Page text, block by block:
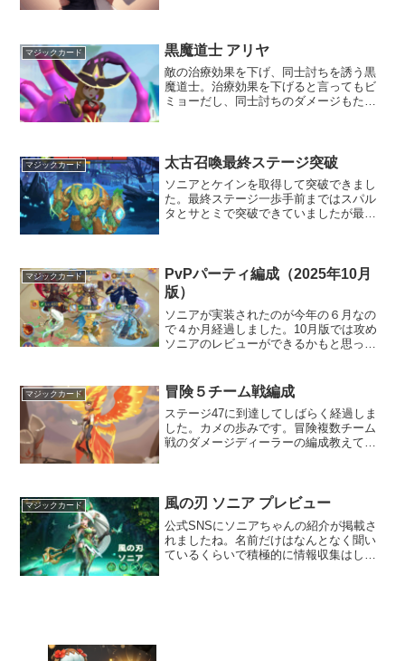
していつの時代でも活躍で...
マジックカード 黒魔道士 アリヤ
敵の治療効果を下げ、同士討ちを誘う黒
魔道士。治療効果を下げると言ってもビ
ミョーだし、同士討ちのダメージもたい
ど・・・。昔のオレをぶん殴っ...
マジックカード 太古召喚最終ステージ突破
ソニアとケインを取得して突破できまし
た。最終ステージ一歩手前まではスパル
タとサとミで突破できていましたが最終
ニックスとケインのスキル...
マジックカード
PvPパーティ編成（2025年10月
版）
ソニアが実装されたのが今年の６月なの
で４か月経過しました。10月版では攻め
ソニアのレビューができるかもと思って
稼ぎしたその後に開放するのでしょう
ね。対ニックス×イソルド...
マジックカード 冒険５チーム戦編成
ステージ47に到達してしばらく経過しま
した。カメの歩みです。冒険複数チーム
戦のダメージディーラーの編成教えて！
青瓷×ソフィアに同横列...
マジックカード 風の刃 ソニア プレビュー
公式SNSにソニアちゃんの紹介が掲載さ
れましたね。名前だけはなんとなく聞い
ているくらいで積極的に情報収集はして